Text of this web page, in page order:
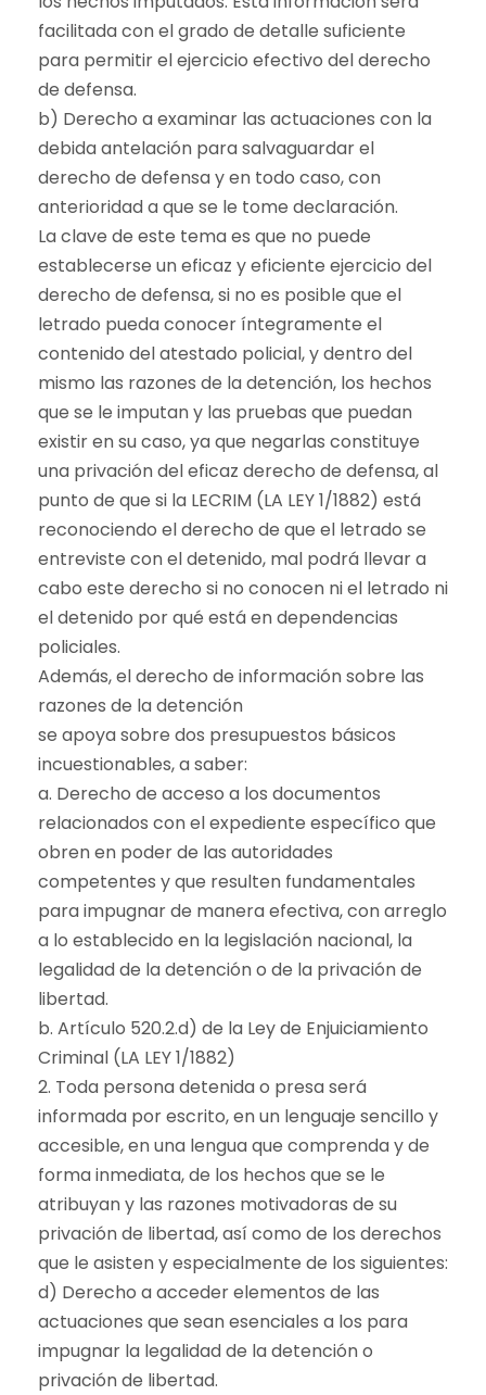
facilitada con el grado de detalle suficiente
para permitir el ejercicio efectivo del derecho
de defensa.
b) Derecho a examinar las actuaciones con la
debida antelación para salvaguardar el
derecho de defensa y en todo caso, con
anterioridad a que se le tome declaración.
La clave de este tema es que no puede
establecerse un eficaz y eficiente ejercicio del
derecho de defensa, si no es posible que el
letrado pueda conocer íntegramente el
contenido del atestado policial, y dentro del
mismo las razones de la detención, los hechos
que se le imputan y las pruebas que puedan
existir en su caso, ya que negarlas constituye
una privación del eficaz derecho de defensa, al
punto de que si la LECRIM (LA LEY 1/1882) está
reconociendo el derecho de que el letrado se
entreviste con el detenido, mal podrá llevar a
cabo este derecho si no conocen ni el letrado ni
el detenido por qué está en dependencias
policiales.
Además, el derecho de información sobre las
razones de la detención
se apoya sobre dos presupuestos básicos
incuestionables, a saber:
a. Derecho de acceso a los documentos
relacionados con el expediente específico que
obren en poder de las autoridades
competentes y que resulten fundamentales
para impugnar de manera efectiva, con arreglo
a lo establecido en la legislación nacional, la
legalidad de la detención o de la privación de
libertad.
b. Artículo 520.2.d) de la Ley de Enjuiciamiento
Criminal (LA LEY 1/1882)
2. Toda persona detenida o presa será
informada por escrito, en un lenguaje sencillo y
accesible, en una lengua que comprenda y de
forma inmediata, de los hechos que se le
atribuyan y las razones motivadoras de su
privación de libertad, así como de los derechos
que le asisten y especialmente de los siguientes:
d) Derecho a acceder elementos de las
actuaciones que sean esenciales a los para
impugnar la legalidad de la detención o
privación de libertad.